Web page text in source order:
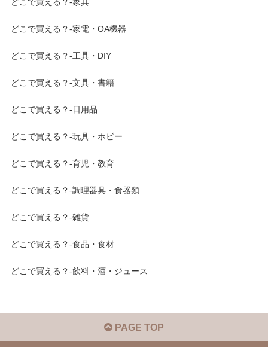
どこで買える？-家電・OA機器
どこで買える？-工具・DIY
どこで買える？-文具・書籍
どこで買える？-日用品
どこで買える？-玩具・ホビー
どこで買える？-育児・教育
どこで買える？-調理器具・食器類
どこで買える？-雑貨
どこで買える？-食品・食材
どこで買える？-飲料・酒・ジュース
PAGE TOP